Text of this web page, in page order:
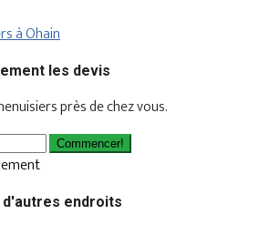
à Ohain
les devis
près de chez vous.
Commencer!
endroits